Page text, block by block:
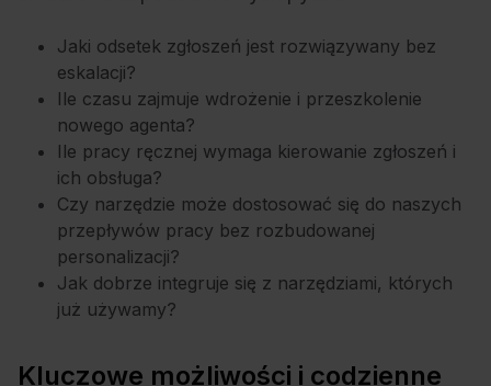
Jaki odsetek zgłoszeń jest rozwiązywany bez
eskalacji?
Ile czasu zajmuje wdrożenie i przeszkolenie
nowego agenta?
Ile pracy ręcznej wymaga kierowanie zgłoszeń i
ich obsługa?
Czy narzędzie może dostosować się do naszych
przepływów pracy bez rozbudowanej
personalizacji?
Jak dobrze integruje się z narzędziami, których
już używamy?
Kluczowe możliwości i codzienne